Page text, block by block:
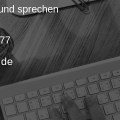
sprechen